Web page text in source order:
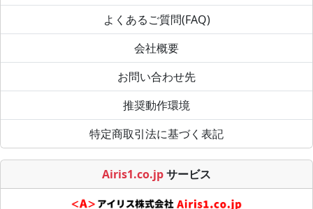
よくあるご質問(FAQ)
会社概要
お問い合わせ先
推奨動作環境
特定商取引法に基づく表記
Airis1.co.jpサービス